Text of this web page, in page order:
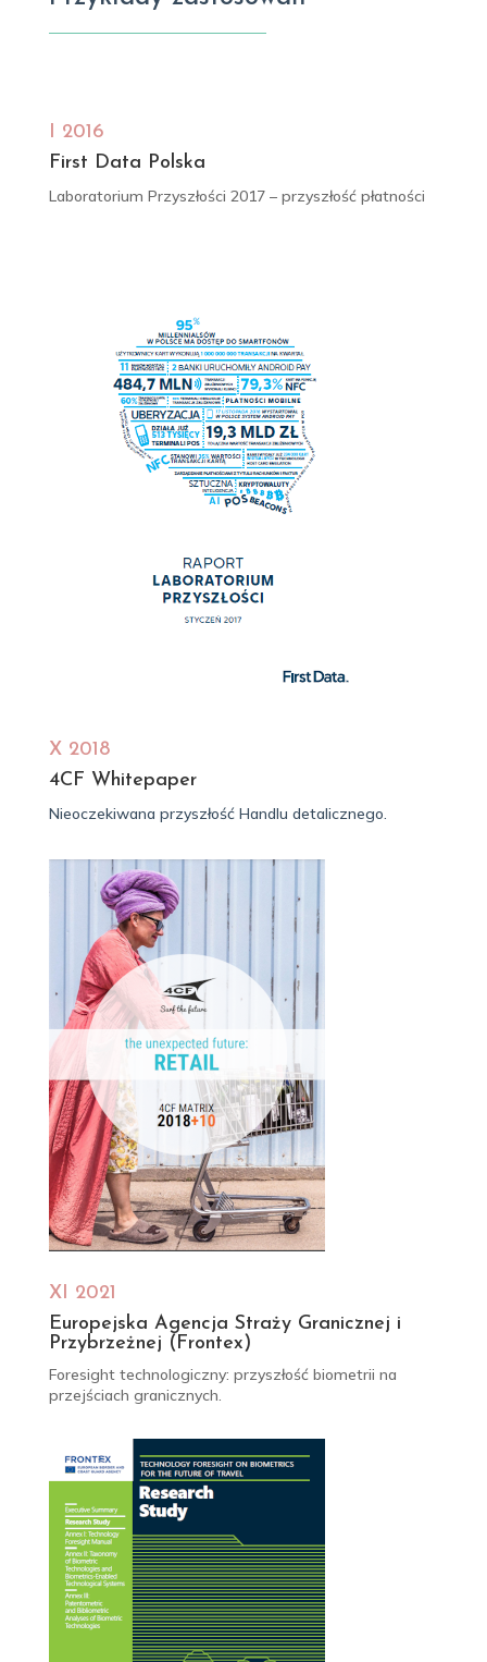
I 2016
First Data Polska
Laboratorium Przyszłości 2017 – przyszłość płatności
X 2018
4CF Whitepaper
Nieoczekiwana przyszłość Handlu detalicznego.
XI 2021
Europejska Agencja Straży Granicznej i
Przybrzeżnej (Frontex)
Foresight technologiczny: przyszłość biometrii na
przejściach granicznych.